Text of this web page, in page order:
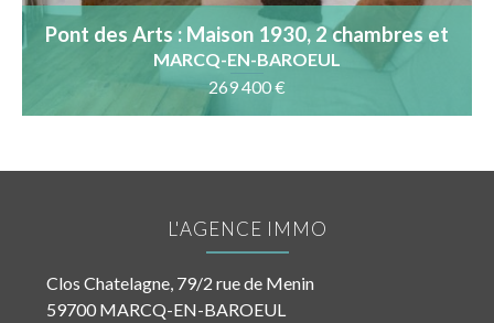
Pont des Arts : Maison 1930, 2 chambres et
terrasse
MARCQ-EN-BAROEUL
269 400 €
L'AGENCE IMMO
Clos Chatelagne, 79/2 rue de Menin
59700 MARCQ-EN-BAROEUL